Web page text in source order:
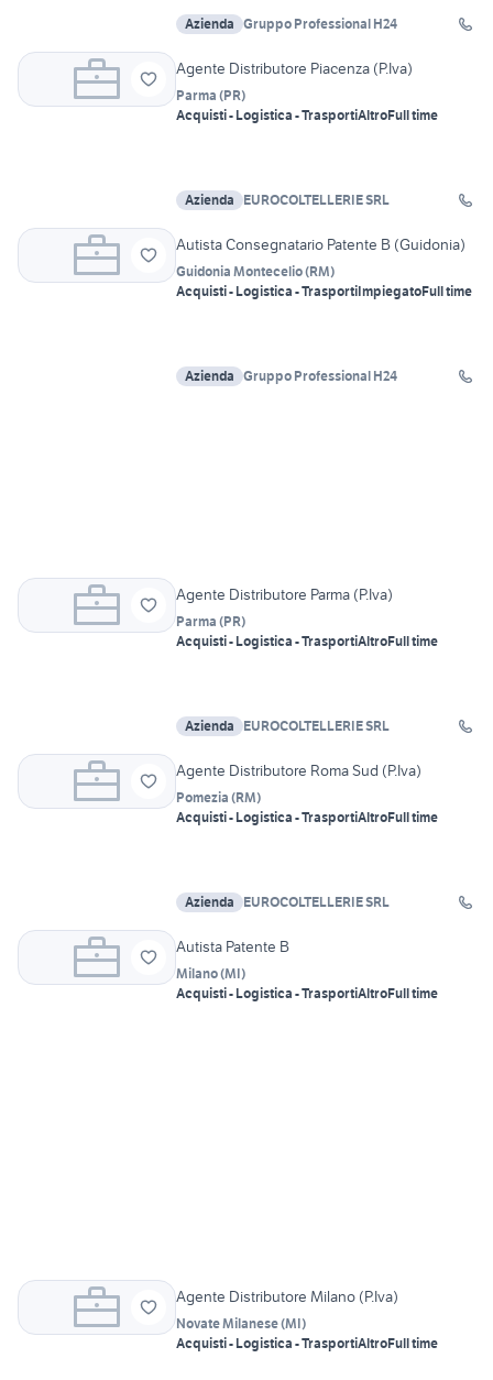
Azienda Gruppo Professional H24
Agente Distributore Piacenza (P.Iva)
Parma (PR)
Acquisti - Logistica - TrasportiAltroFull time
Azienda EUROCOLTELLERIE SRL
Autista Consegnatario Patente B (Guidonia)
Guidonia Montecelio(RM)
Acquisti - Logistica - TrasportiImpiegatoFull time
Azienda Gruppo Professional H24
Agente Distributore Parma (P.Iva)
Parma (PR)
Acquisti - Logistica - TrasportiAltroFull time
Azienda EUROCOLTELLERIE SRL
Agente Distributore Roma Sud (P.Iva)
Pomezia (RM)
Acquisti - Logistica - TrasportiAltroFull time
Azienda EUROCOLTELLERIE SRL
Autista Patente B
Milano(MI)
Acquisti - Logistica - TrasportiAltroFull time
Agente Distributore Milano (P.Iva)
Novate Milanese(MI)
Acquisti - Logistica - TrasportiAltroFull time